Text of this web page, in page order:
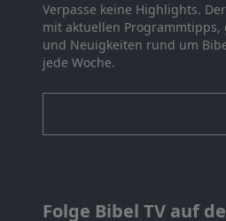
Verpasse keine Highlights.
mit aktuellen
und Neuigkeiten rund um
jede Woche.
Folge Bibel TV auf